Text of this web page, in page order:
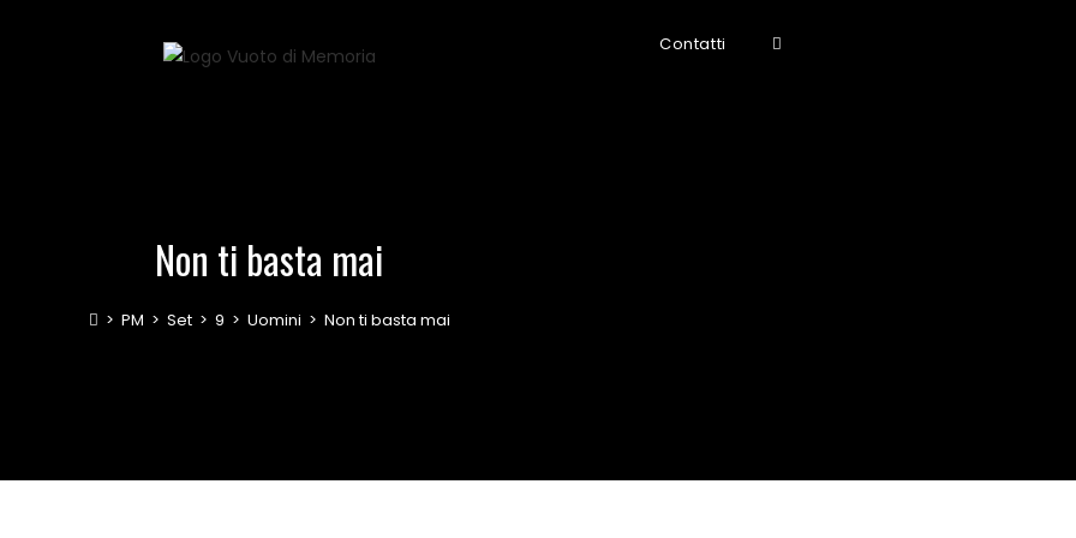
Contatti
Non ti basta mai
> PM > Set > 9 > Uomini > Non ti basta mai